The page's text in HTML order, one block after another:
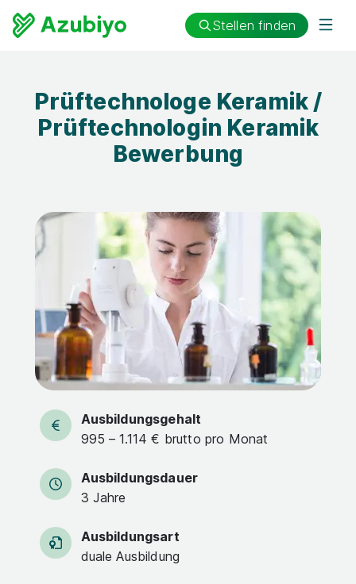
Stellen finden
Prüftechnologe Keramik /
Prüftechnologin Keramik
Bewerbung
Ausbildungsgehalt
995 – 1.114 € brutto pro Monat
Ausbildungsdauer
3 Jahre
Ausbildungsart
duale Ausbildung